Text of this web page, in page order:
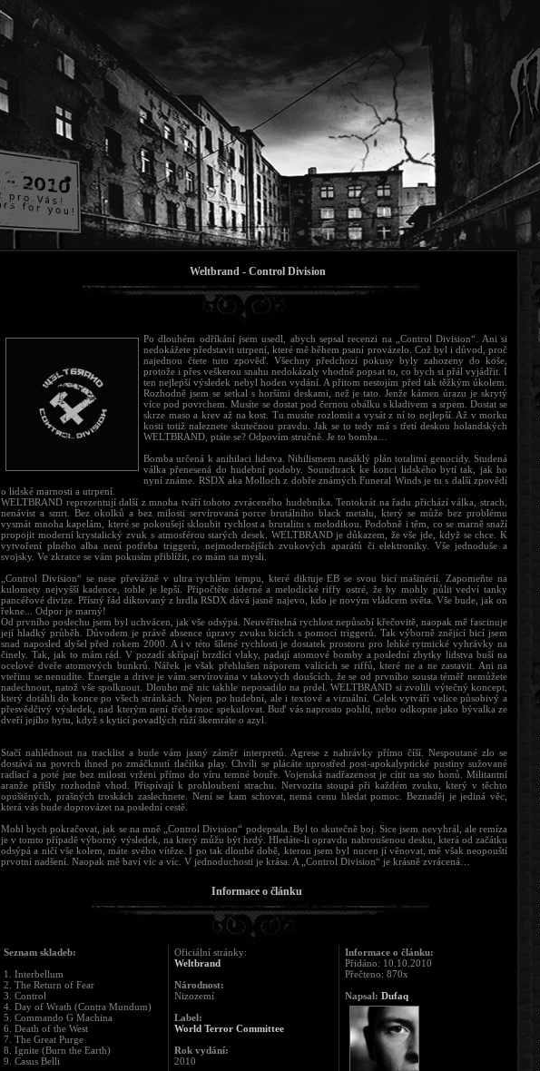
Weltbrand - Control Division
Po dlouhém odříkání jsem usedl, abych sepsal recenzi na „Control Division“. Ani si
nedokážete představit utrpení, které mě během psaní provázelo. Což byl i důvod, proč
najednou čtete tuto zpověď. Všechny předchozí pokusy byly zahozeny do koše,
protože i přes veškerou snahu nedokázaly vhodně popsat to, co bych si přál vyjádřit. I
ten nejlepší výsledek nebyl hoden vydání. A přitom nestojím před tak těžkým úkolem.
Rozhodně jsem se setkal s horšími deskami, než je tato. Jenže kámen úrazu je skrytý
více pod povrchem. Musíte se dostat pod černou obálku s kladivem a srpem. Dostat se
skrze maso a krev až na kost. Tu musíte rozlomit a vysát z ní to nejlepší. Až v morku
kosti totiž naleznete skutečnou pravdu. Jak se to tedy má s třetí deskou holandských
WELTBRAND, ptáte se? Odpovím stručně. Je to bomba…
Bomba určená k anihilaci lidstva. Nihilismem nasáklý plán totalitní genocidy. Studená
válka přenesená do hudební podoby. Soundtrack ke konci lidského bytí tak, jak ho
nyní známe. RSDX aka Molloch z dobře známých Funeral Winds je tu s další zpovědí
o lidské marnosti a utrpení.
WELTBRAND reprezentují další z mnoha tváří tohoto zvráceného hudebníka. Tentokrát na řadu přichází válka, strach,
nenávist a smrt. Bez okolků a bez milosti servírovaná porce brutálního black metalu, který se může bez problému
vysmát mnoha kapelám, které se pokoušejí skloubit rychlost a brutalitu s melodikou. Podobně i těm, co se marně snaží
propojit moderní krystalický zvuk s atmosférou starých desek. WELTBRAND je důkazem, že vše jde, když se chce. K
vytvoření plného alba není potřeba triggerů, nejmodernějších zvukových aparátů či elektroniky. Vše jednoduše a
svojsky. Ve zkratce se vám pokusím přiblížit, co mám na mysli.
„Control Division“ se nese převážně v ultra rychlém tempu, které diktuje EB se svou bicí mašinérií. Zapomeňte na
kulomety nejvyšší kadence, tohle je lepší. Připočtěte úderné a melodické riffy ostré, že by mohly půlit vedví tanky
pancéřové divize. Přísný řád diktovaný z hrdla RSDX dává jasně najevo, kdo je novým vládcem světa. Vše bude, jak on
řekne... Odpor je marný!
Od prvního poslechu jsem byl uchvácen, jak vše odsýpá. Neuvěřitelná rychlost nepůsobí křečovitě, naopak mě fascinuje
její hladký průběh. Důvodem je právě absence úpravy zvuku bicích s pomocí triggerů. Tak výborně znějící bicí jsem
snad naposled slyšel před rokem 2000. A i v této šílené rychlosti je dostatek prostoru pro lehké rytmické vyhrávky na
činely. Tak, jak to mám rád. V pozadí skřípají brzdící vlaky, padají atomové bomby a poslední zbytky lidstva buší na
ocelové dveře atomových bunkrů. Nářek je však přehlušen náporem valících se riffů, které ne a ne zastavit. Ani na
vteřinu se nenudíte. Energie a drive je vám servírována v takových doušcích, že se od prvního sousta téměř nemůžete
nadechnout, natož vše spolknout. Dlouho mě nic takhle neposadilo na prdel. WELTBRAND si zvolili výtečný koncept,
který dotáhli do konce po všech stránkách. Nejen po hudební, ale i textové a vizuální. Celek vytváří velice působivý a
přesvědčivý výsledek, nad kterým není třeba moc spekulovat. Buď vás naprosto pohltí, nebo odkopne jako bývalka ze
dveří jejího bytu, když s kyticí povadlých růží škemráte o azyl.
Stačí nahlédnout na tracklist a bude vám jasný záměr interpretů. Agrese z nahrávky přímo číší. Nespoutané zlo se
dostává na povrch ihned po zmáčknutí tlačítka play. Chvíli se plácáte uprostřed post-apokalyptické pustiny sužované
radiací a poté jste bez milosti vrženi přímo do víru temné bouře. Vojenská nadřazenost je cítit na sto honů. Militantní
aranže přišly rozhodně vhod. Přispívají k prohloubení strachu. Nervozita stoupá při každém zvuku, který v těchto
opuštěných, prašných troskách zaslechnete. Není se kam schovat, nemá cenu hledat pomoc. Beznaděj je jediná věc,
která vás bude doprovázet na poslední cestě.
Mohl bych pokračovat, jak se na mně „Control Division“ podepsala. Byl to skutečně boj. Sice jsem nevyhrál, ale remíza
je v tomto případě výborný výsledek, na který můžu být hrdý. Hledáte-li opravdu nabroušenou desku, která od začátku
odsýpá a ničí vše kolem, máte svého vítěze. I po tak dlouhé době, kterou jsem byl nucen jí věnovat, mě však neopouští
prvotní nadšení. Naopak mě baví víc a víc. V jednoduchosti je krása. A „Control Division“ je krásně zvrácená…
Informace o článku
Seznam skladeb:
1. Interbellum
2. The Return of Fear
3. Control
4. Day of Wrath (Contra Mundum)
5. Commando G Machina
6. Death of the West
7. The Great Purge
8. Ignite (Burn the Earth)
9. Casus Belli
Oficiální stránky:
Weltbrand
Národnost:
Nizozemí
Label:
World Terror Committee
Rok vydání:
2010
Informace o článku:
Přidáno: 10.10.2010
Přečteno: 870x
Napsal: Dufaq